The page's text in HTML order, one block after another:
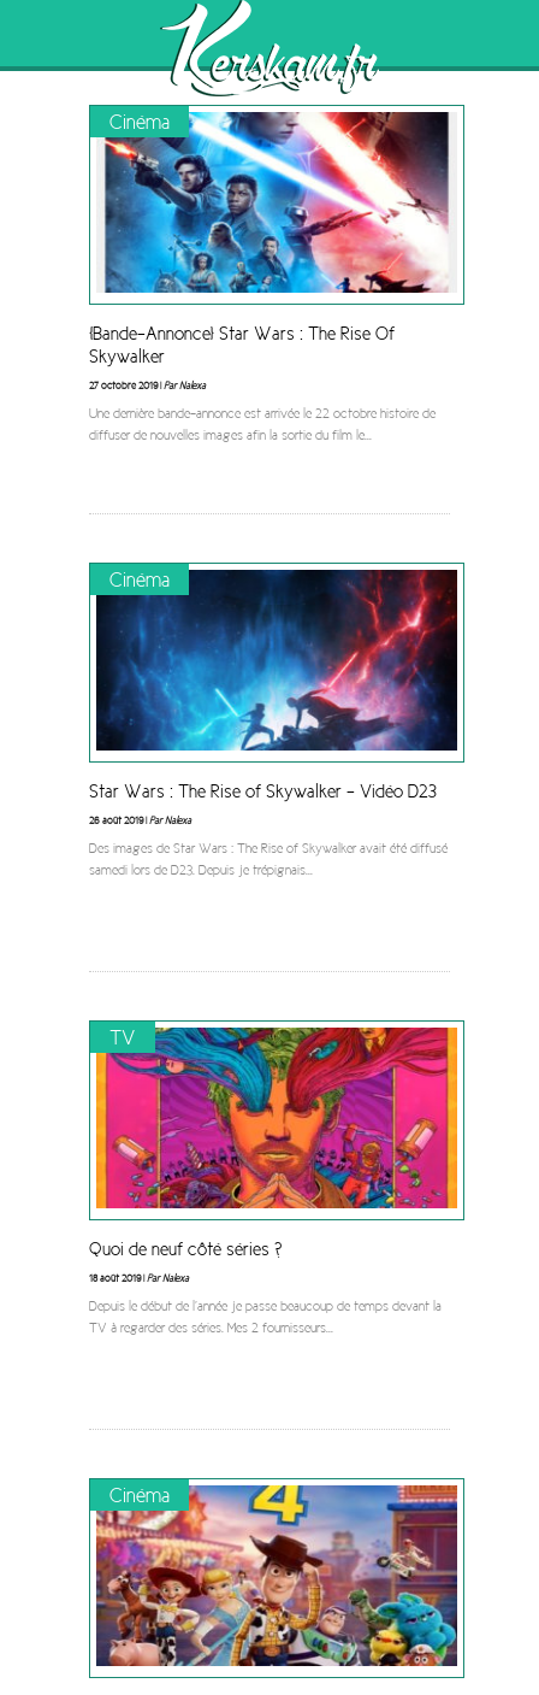
Browsing the"Marilou Berry"
Cinéma
[Bande-Annonce] Star Wars : The Rise Of
Skywalker
27 octobre 2019 |Par Nalexa
Une dernière bande-annonce est arrivée le 22 octobre histoire de
diffuser de nouvelles images afin la sortie du film le...
Cinéma
Star Wars : The Rise of Skywalker – Vidéo D23
26 août 2019 |Par Nalexa
Des images de Star Wars : The Rise of Skywalker avait été diffusé
samedi lors de D23. Depuis je trépignais...
TV
Quoi de neuf côté séries ?
18 août 2019 |Par Nalexa
Depuis le début de l’année je passe beaucoup de temps devant la
TV à regarder des séries. Mes 2 fournisseurs...
Cinéma